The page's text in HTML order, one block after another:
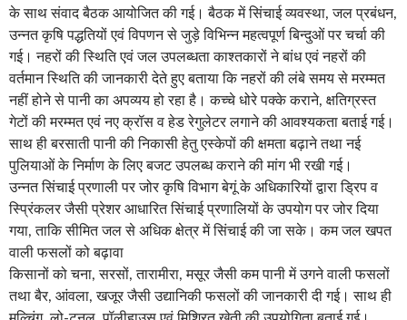
के साथ संवाद बैठक आयोजित की गई। बैठक में सिंचाई व्यवस्था, जल प्रबंधन,
उन्नत कृषि पद्धतियों एवं विपणन से जुड़े विभिन्न महत्वपूर्ण बिन्दुओं पर चर्चा की
गई। नहरों की स्थिति एवं जल उपलब्धता काश्तकारों ने बांध एवं नहरों की
वर्तमान स्थिति की जानकारी देते हुए बताया कि नहरों की लंबे समय से मरम्मत
नहीं होने से पानी का अपव्यय हो रहा है। कच्चे धोरे पक्के कराने, क्षतिग्रस्त
गेटों की मरम्मत एवं नए क्रॉस व हेड रेगुलेटर लगाने की आवश्यकता बताई गई।
साथ ही बरसाती पानी की निकासी हेतु एस्केपों की क्षमता बढ़ाने तथा नई
पुलियाओं के निर्माण के लिए बजट उपलब्ध कराने की मांग भी रखी गई।
उन्नत सिंचाई प्रणाली पर जोर कृषि विभाग बेगूं के अधिकारियों द्वारा ड्रिप व
स्प्रिंकलर जैसी प्रेशर आधारित सिंचाई प्रणालियों के उपयोग पर जोर दिया
गया, ताकि सीमित जल से अधिक क्षेत्र में सिंचाई की जा सके। कम जल खपत
वाली फसलों को बढ़ावा
किसानों को चना, सरसों, तारामीरा, मसूर जैसी कम पानी में उगने वाली फसलों
तथा बैर, आंवला, खजूर जैसी उद्यानिकी फसलों की जानकारी दी गई। साथ ही